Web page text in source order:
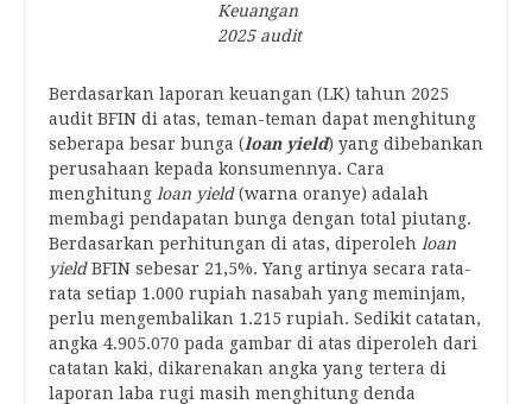
Keuangan
2025 audit
Berdasarkan laporan keuangan (LK) tahun 2025
audit BFIN di atas, teman-teman dapat menghitung
seberapa besar bunga (loan yield) yang dibebankan
perusahaan kepada konsumennya. Cara
menghitung loan yield(warna oranye) adalah
membagi pendapatan bunga dengan total piutang.
Berdasarkan perhitungan di atas, diperoleh loan
yieldBFIN sebesar 21,5%. Yang artinya secara rata-
rata setiap 1.000 rupiah nasabah yang meminjam,
perlu mengembalikan 1.215 rupiah. Sedikit catatan,
angka 4.905.070 pada gambar di atas diperoleh dari
catatan kaki, dikarenakan angka yang tertera di
laporan laba rugi masih menghitung denda